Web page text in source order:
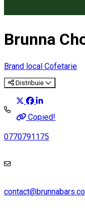
Brunna
Brand local Cofetarie
Distribuie
Copied!
0770791175